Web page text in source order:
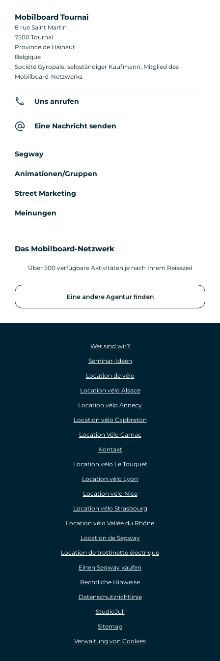
Mobilboard Tournai
8 rue Saint Martin
7500 Tournai
Province de Hainaut
Belgique
Société Gyropale, selbständiger Kaufmann, Mitglied des
Mobilboard-Netzwerks
Uns anrufen
Eine Nachricht senden
Segway
Animationen/Gruppen
Street Marketing
Meinungen
Das Mobilboard-Netzwerk
Über 500 verfügbare Aktivitäten je nach Ihrem Reiseziel
Eine andere Agentur finden
Wer sind wir?
Seminar-Ideen
Location de vélo
Location vélo Alsace
Location vélo Annecy
Location vélo Capbreton
Location Vélo Carnac
Kontakt
Location vélo Le Touquet
Location vélo Lyon
Location vélo Nice
Location vélo Strasbourg
Location vélo Vallée du Rhône
Location de Segway
Location de trottinette électrique
Einen Segway kaufen
Rechtliche Hinweise
Datenschutzrichtlinie
StudioJuli
Sitemap
Verwaltung von Cookies